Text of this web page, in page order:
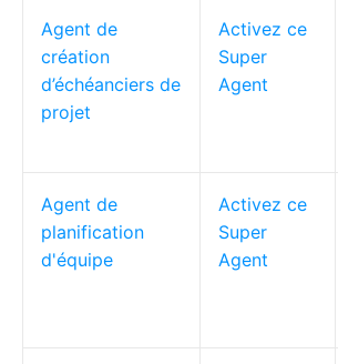
Agent de
création
d’échéanciers de
projet
Activez ce
Super
Agent
Agent de
planification
d'équipe
Activez ce
Super
Agent